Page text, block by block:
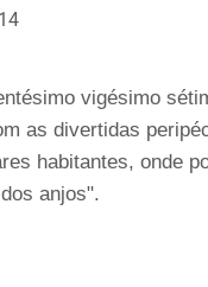
vigésimo
as divertidas
habitantes, onde
anjos".